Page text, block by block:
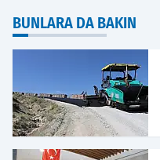
BUNLARA DA BAKIN